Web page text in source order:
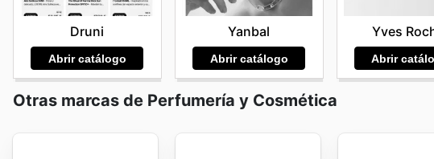
acceder a toda esta información desde la comodidad del hogar,
ofrece la marca, hace que la experiencia de compra online sea
ads and enjoy exclusive savings every day.
Druni
Abrir catálogo
Yanbal
Abrir catálogo
Yves
Abrir
Otras marcas de Perfumería y Cosmética